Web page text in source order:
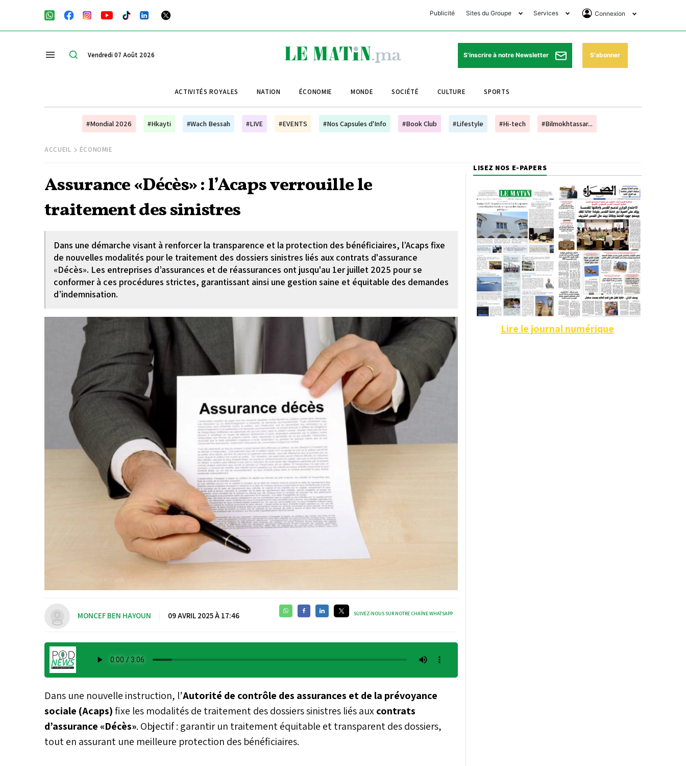
Publicité Sites du Groupe
Club Avantages
Le Matin Sports
Le Matin Store
Le Matin Annonces
Morocco Today Forum
Bookclub
Services
Horaires de prières
Pharmacies de garde
Programme TV
Cinéma
Connexion
Se Connecter
Abonnement
Vendredi 07 Août 2026 S'inscrire à notre Newsletter S'abonner
ACTIVITÉS ROYALES NATION ÉCONOMIE MONDE SOCIÉTÉ CULTURE SPORTS
#Mondial 2026 #Hkayti #Wach Bessah #LIVE #EVENTS #Nos Capsules d'Info #Book Club #Lifestyle #Hi-tech #Bilmokhtassar...
ACCUEIL ÉCONOMIE
Assurance «Décès» : l’Acaps verrouille le
traitement des sinistres
Dans une démarche visant à renforcer la transparence et la protection des bénéficiaires, l’Acaps fixe
de nouvelles modalités pour le traitement des dossiers sinistres liés aux contrats d'assurance
«Décès». Les entreprises d’assurances et de réassurances ont jusqu'au 1er juillet 2025 pour se
conformer à ces procédures strictes, garantissant ainsi une gestion saine et équitable des demandes
d’indemnisation.
MONCEF BEN HAYOUN 09 AVRIL 2025 À 17:46 SUIVEZ-NOUS SUR NOTRE CHAÎNE WHATSAPP
Dans une nouvelle instruction, l’Autorité de contrôle des assurances et de la prévoyance
sociale (Acaps)fixe les modalités de traitement des dossiers sinistres liés auxcontrats
d’assurance «Décès». Objectif : garantir un traitement équitable et transparent des dossiers,
tout en assurant une meilleure protection des bénéficiaires.
LISEZ NOS E-PAPERS
Lire le journal numérique